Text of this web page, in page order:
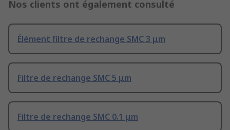
Nos clients ont également consulté
Élément filtre de rechange SMC 3 μm
Filtre de rechange SMC 5 μm
Filtre de rechange SMC 0.1 μm